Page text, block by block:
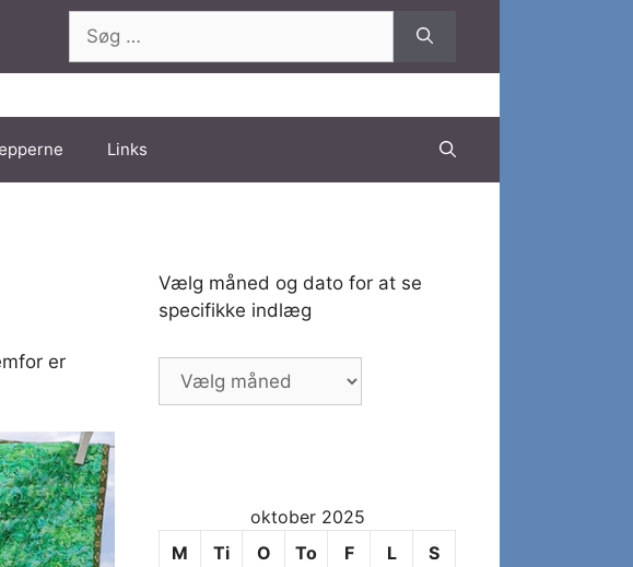
efter:
Links
er
Vælg måned og dato for at se
specifikke indlæg
Vælg
måned
se
specifikke
oktober 2025
M
Ti O To F L S